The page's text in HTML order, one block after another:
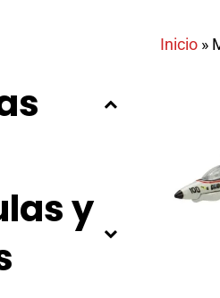
y
Inicio »